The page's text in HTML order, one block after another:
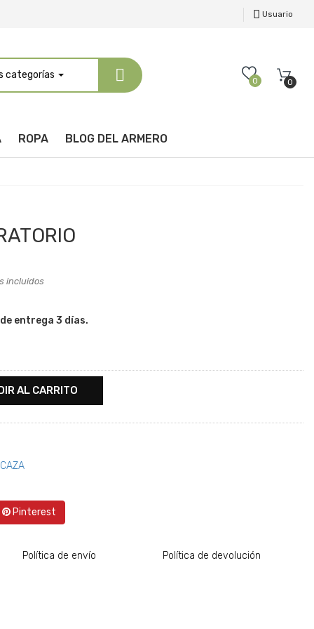
Usuario
categorías
0 0
ROPA BLOG DEL ARMERO
incluidos
entrega 3 días.
AL CARRITO
Pinterest
Política de envío Política de devolución